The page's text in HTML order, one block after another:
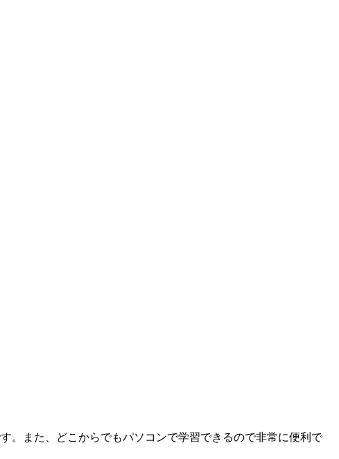
。また、どこからでもパソコンで学習できるので非常に便利で